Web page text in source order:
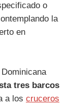
o
la
en
tres barcos
a los cruceros